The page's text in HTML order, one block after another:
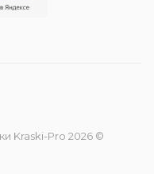
Kraski-Pro 2026 ©